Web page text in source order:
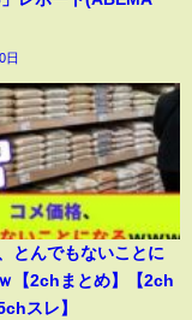
日
とんでもないことに
【2chまとめ】【2ch
スレ】